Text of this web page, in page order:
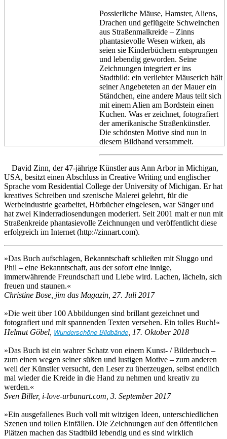
Possierliche Mäuse, Hamster, Aliens,
Drachen und geflügelte Schweinchen
aus Straßenmalkreide – Zinns
phantasievolle Wesen wirken, als
seien sie Kinderbüchern entsprungen
und lebendig geworden. Seine
Zeichnungen integriert er ins
Stadtbild: ein verliebter Mäuserich hält
seiner Angebeteten an der Mauer ein
Ständchen, eine andere Maus teilt sich
mit einem Alien am Bordstein einen
Kuchen. Was er zeichnet, fotografiert
der amerikanische Straßenkünstler.
Die schönsten Motive sind nun in
diesem Bildband versammelt.
David Zinn, der 47-jährige Künstler aus Ann Arbor in Michigan,
USA, besitzt einen Abschluss in Creative Writing und englischer
Sprache vom Residential College der University of Michigan. Er hat
kreatives Schreiben und szenische Malerei gelehrt, für die
Werbeindustrie gearbeitet, Hörbücher eingelesen, war Sänger und
hat zwei Kinderradiosendungen moderiert. Seit 2001 malt er nun mit
Straßenkreide phantasievolle Zeichnungen und veröffentlicht diese
erfolgreich im Internet (http://zinnart.com).
»Das Buch aufschlagen, Bekanntschaft schließen mit Sluggo und
Phil – eine Bekanntschaft, aus der sofort eine innige,
immerwährende Freundschaft und Liebe wird. Lachen, lächeln, sich
freuen und staunen.«
Christine Bose, jim das Magazin, 27. Juli 2017
»Die weit über 100 Abbildungen sind brillant gezeichnet und
fotografiert und mit spannenden Texten versehen. Ein tolles Buch!«
Helmut Göbel, Wunderschöne Bildbände , 17. Oktober 2018
»Das Buch ist ein wahrer Schatz von einem Kunst- / Bilderbuch –
zum einen wegen seiner süßen und lustigen Motive – zum anderen
weil der Künstler versucht, den Leser zu überzeugen, selbst endlich
mal wieder die Kreide in die Hand zu nehmen und kreativ zu
werden.«
Sven Biller, i-love-urbanart.com, 3. September 2017
»Ein ausgefallenes Buch voll mit witzigen Ideen, unterschiedlichen
Szenen und tollen Einfällen. Die Zeichnungen auf den öffentlichen
Plätzen machen das Stadtbild lebendig und es sind wirklich